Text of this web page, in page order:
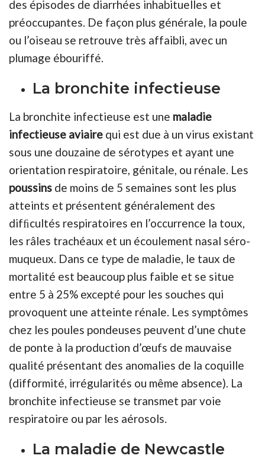
des épisodes de diarrhées inhabituelles et
préoccupantes. De façon plus générale, la poule
ou l’oiseau se retrouve très affaibli, avec un
plumage ébouriffé.
La bronchite infectieuse
La bronchite infectieuse est une maladie
infectieuse aviaire qui est due à un virus existant
sous une douzaine de sérotypes et ayant une
orientation respiratoire, génitale, ou rénale. Les
poussins de moins de 5 semaines sont les plus
atteints et présentent généralement des
difﬁcultés respiratoires en l’occurrence la toux,
les râles trachéaux et un écoulement nasal séro-
muqueux. Dans ce type de maladie, le taux de
mortalité est beaucoup plus faible et se situe
entre 5 à 25% excepté pour les souches qui
provoquent une atteinte rénale. Les symptômes
chez les poules pondeuses peuvent d’une chute
de ponte à la production d’œufs de mauvaise
qualité présentant des anomalies de la coquille
(difformité, irrégularités ou même absence). La
bronchite infectieuse se transmet par voie
respiratoire ou par les aérosols.
La maladie de Newcastle